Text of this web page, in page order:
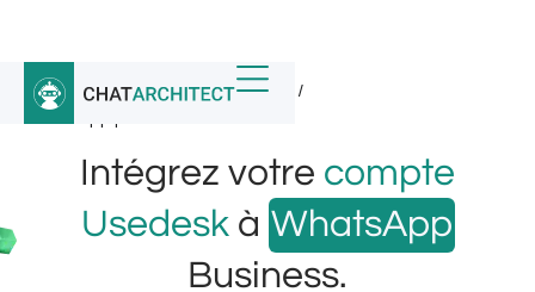
Accueil / Intégrations WhatsApp
/
WhatsApp pour Usedesk
Intégrez votre compte
Usedeskà WhatsApp
Business.